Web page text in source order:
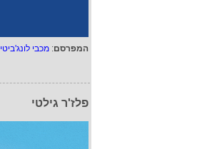
המפרסם: מכבי לונג'ביטי
פלז'ר גילטי